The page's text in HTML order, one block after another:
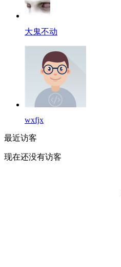
大鬼不动
wxfjx
最近访客
现在还没有访客